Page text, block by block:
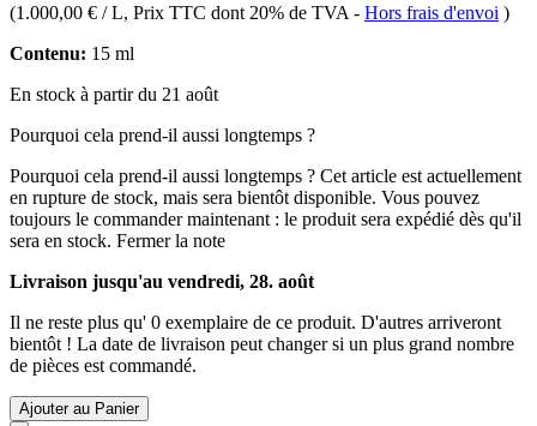
(1.000,00 € / L, Prix TTC dont 20% de TVA - Hors frais d'envoi )
Contenu: 15 ml
En stock à partir du 21 août
Pourquoi cela prend-il aussi longtemps ?
Pourquoi cela prend-il aussi longtemps ? Cet article est actuellement
en rupture de stock, mais sera bientôt disponible. Vous pouvez
toujours le commander maintenant : le produit sera expédié dès qu'il
sera en stock. Fermer la note
Livraison jusqu'au vendredi, 28. août
Il ne reste plus qu' 0 exemplaire de ce produit. D'autres arriveront
bientôt ! La date de livraison peut changer si un plus grand nombre
de pièces est commandé.
Ajouter au Panier